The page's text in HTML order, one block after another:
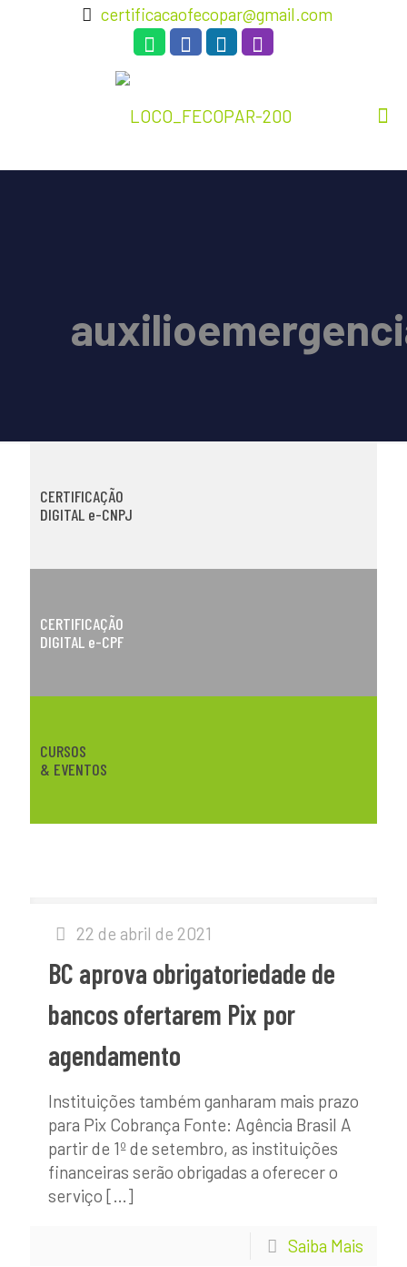
certificacaofecopar@gmail.com
CERTIFICAÇÃO
DIGITAL e-CNPJ
CERTIFICAÇÃO
DIGITAL e-CPF
CURSOS
& EVENTOS
22 de abril de 2021
BC aprova obrigatoriedade de
bancos ofertarem Pix por
agendamento
Instituições também ganharam mais prazo
para Pix Cobrança Fonte: Agência Brasil A
partir de 1º de setembro, as instituições
financeiras serão obrigadas a oferecer o
serviço […]
Saiba Mais